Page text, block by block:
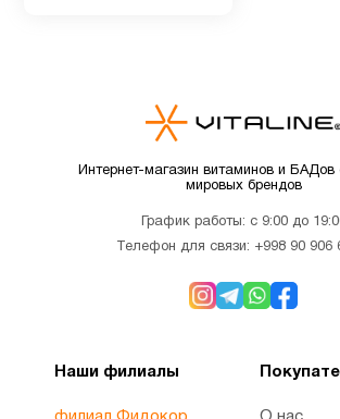
D для
1
Витамин
2
Интернет-магазин витаминов и БАДов
мировых брендов
График работы: с 9:00 до
Телефон для связи: +998 90 906
Наши филиалы